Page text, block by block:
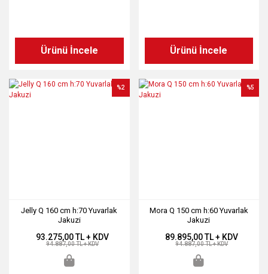
Ürünü İncele Ürünü İncele
Jelly Q 160 cm h:70 Yuvarlak
Jakuzi
%2
93.275,00 TL + KDV
94.887,00 TL + KDV
Mora Q 150 cm h:60 Yuvarlak
Jakuzi
%5
89.895,00 TL + KDV
94.887,00 TL + KDV